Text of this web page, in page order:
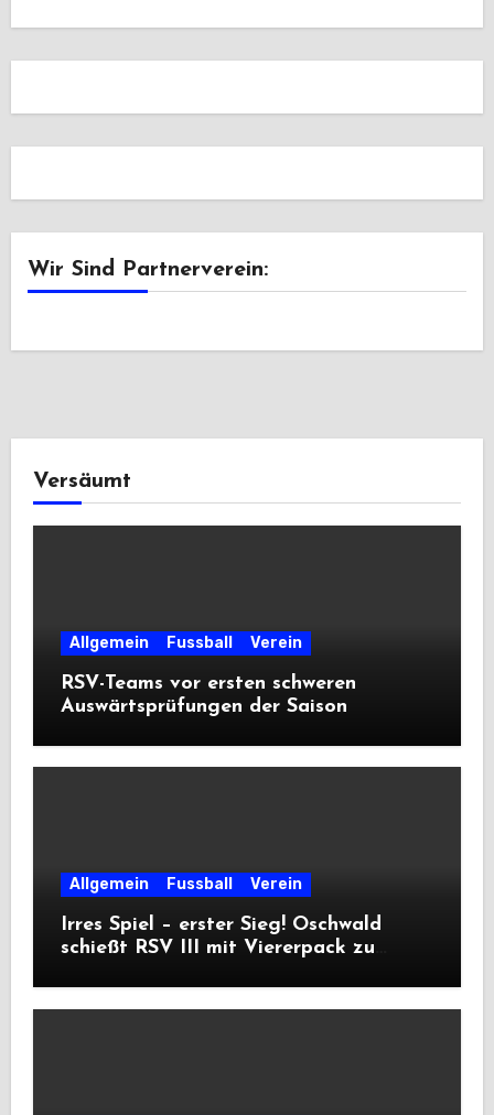
Wir Sind Partnerverein:
Versäumt
Allgemein Fussball Verein
RSV-Teams vor ersten schweren
Auswärtsprüfungen der Saison
Allgemein Fussball Verein
Irres Spiel – erster Sieg! Oschwald
schießt RSV III mit Viererpack zu